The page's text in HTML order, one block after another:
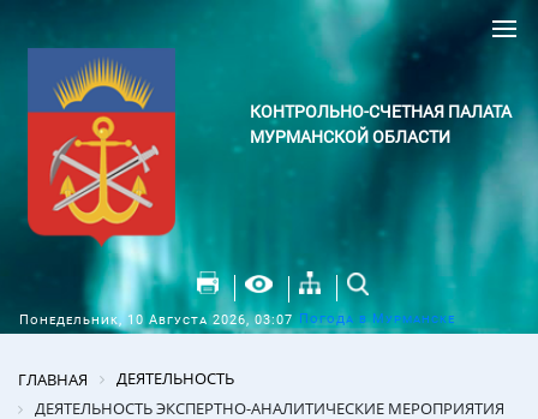
КОНТРОЛЬНО-СЧЕТНАЯ ПАЛАТА
МУРМАНСКОЙ ОБЛАСТИ
Понедельник, 10 Августа 2026, 03:07 Погода в Мурманске
ГЛАВНАЯ
ДЕЯТЕЛЬНОСТЬ
ДЕЯТЕЛЬНОСТЬ ЭКСПЕРТНО-АНАЛИТИЧЕСКИЕ МЕРОПРИЯТИЯ